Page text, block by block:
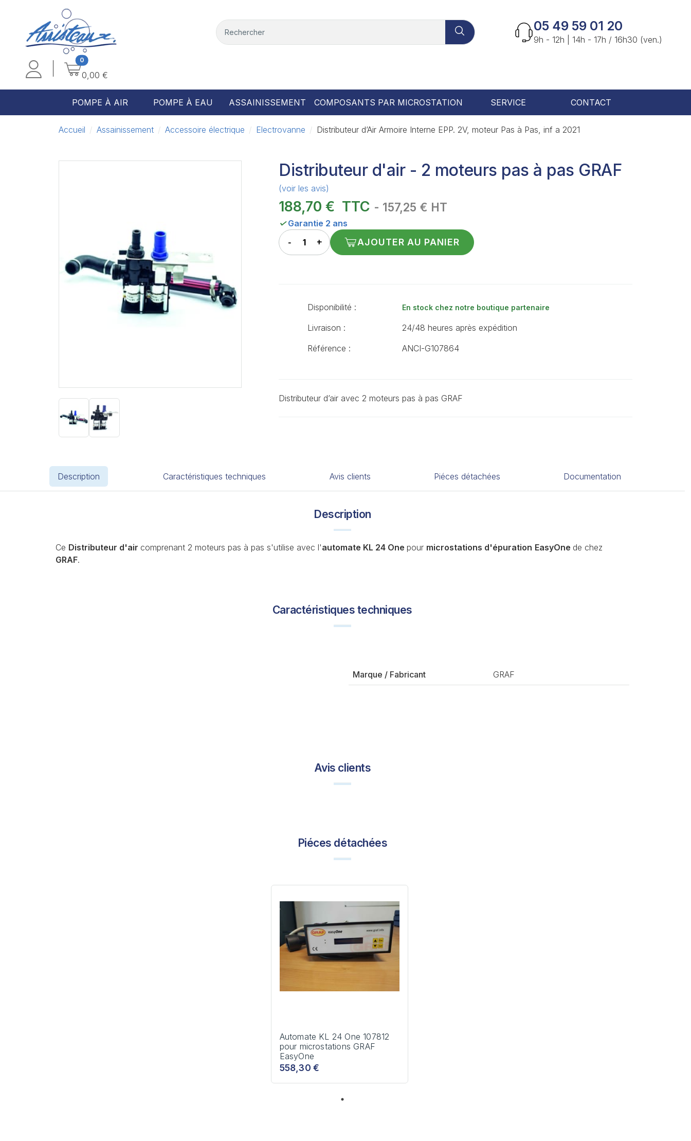
05 49 59 01 20
9h - 12h | 14h - 17h / 16h30 (ven.)
0
0,00 €
POMPE À AIR POMPE À EAU ASSAINISSEMENT COMPOSANTS PAR MICROSTATION SERVICE CONTACT
Accueil Assainissement Accessoire électrique Electrovanne Distributeur d’Air Armoire Interne EPP. 2V, moteur Pas à Pas, inf a 2021
Distributeur d'air - 2 moteurs pas à pas GRAF
(voir les avis)
188,70 € TTC - 157,25 € HT
✓Garantie 2 ans
AJOUTER AU PANIER
Disponibilité : En stock chez notre boutique partenaire
Livraison :
24/48 heures après expédition
Référence :
ANCI-G107864
Distributeur d’air avec 2 moteurs pas à pas GRAF
Description Caractéristiques techniques Avis clients Piéces détachées Documentation
Description
Ce Distributeur d'air comprenant 2 moteurs pas à pas s'utilise avec l'automate KL 24 One pour microstations d'épuration EasyOne de chez
GRAF.
Caractéristiques techniques
Marque / Fabricant GRAF
Avis clients
Piéces détachées
Automate KL 24 One 107812
pour microstations GRAF
EasyOne
558,30 €